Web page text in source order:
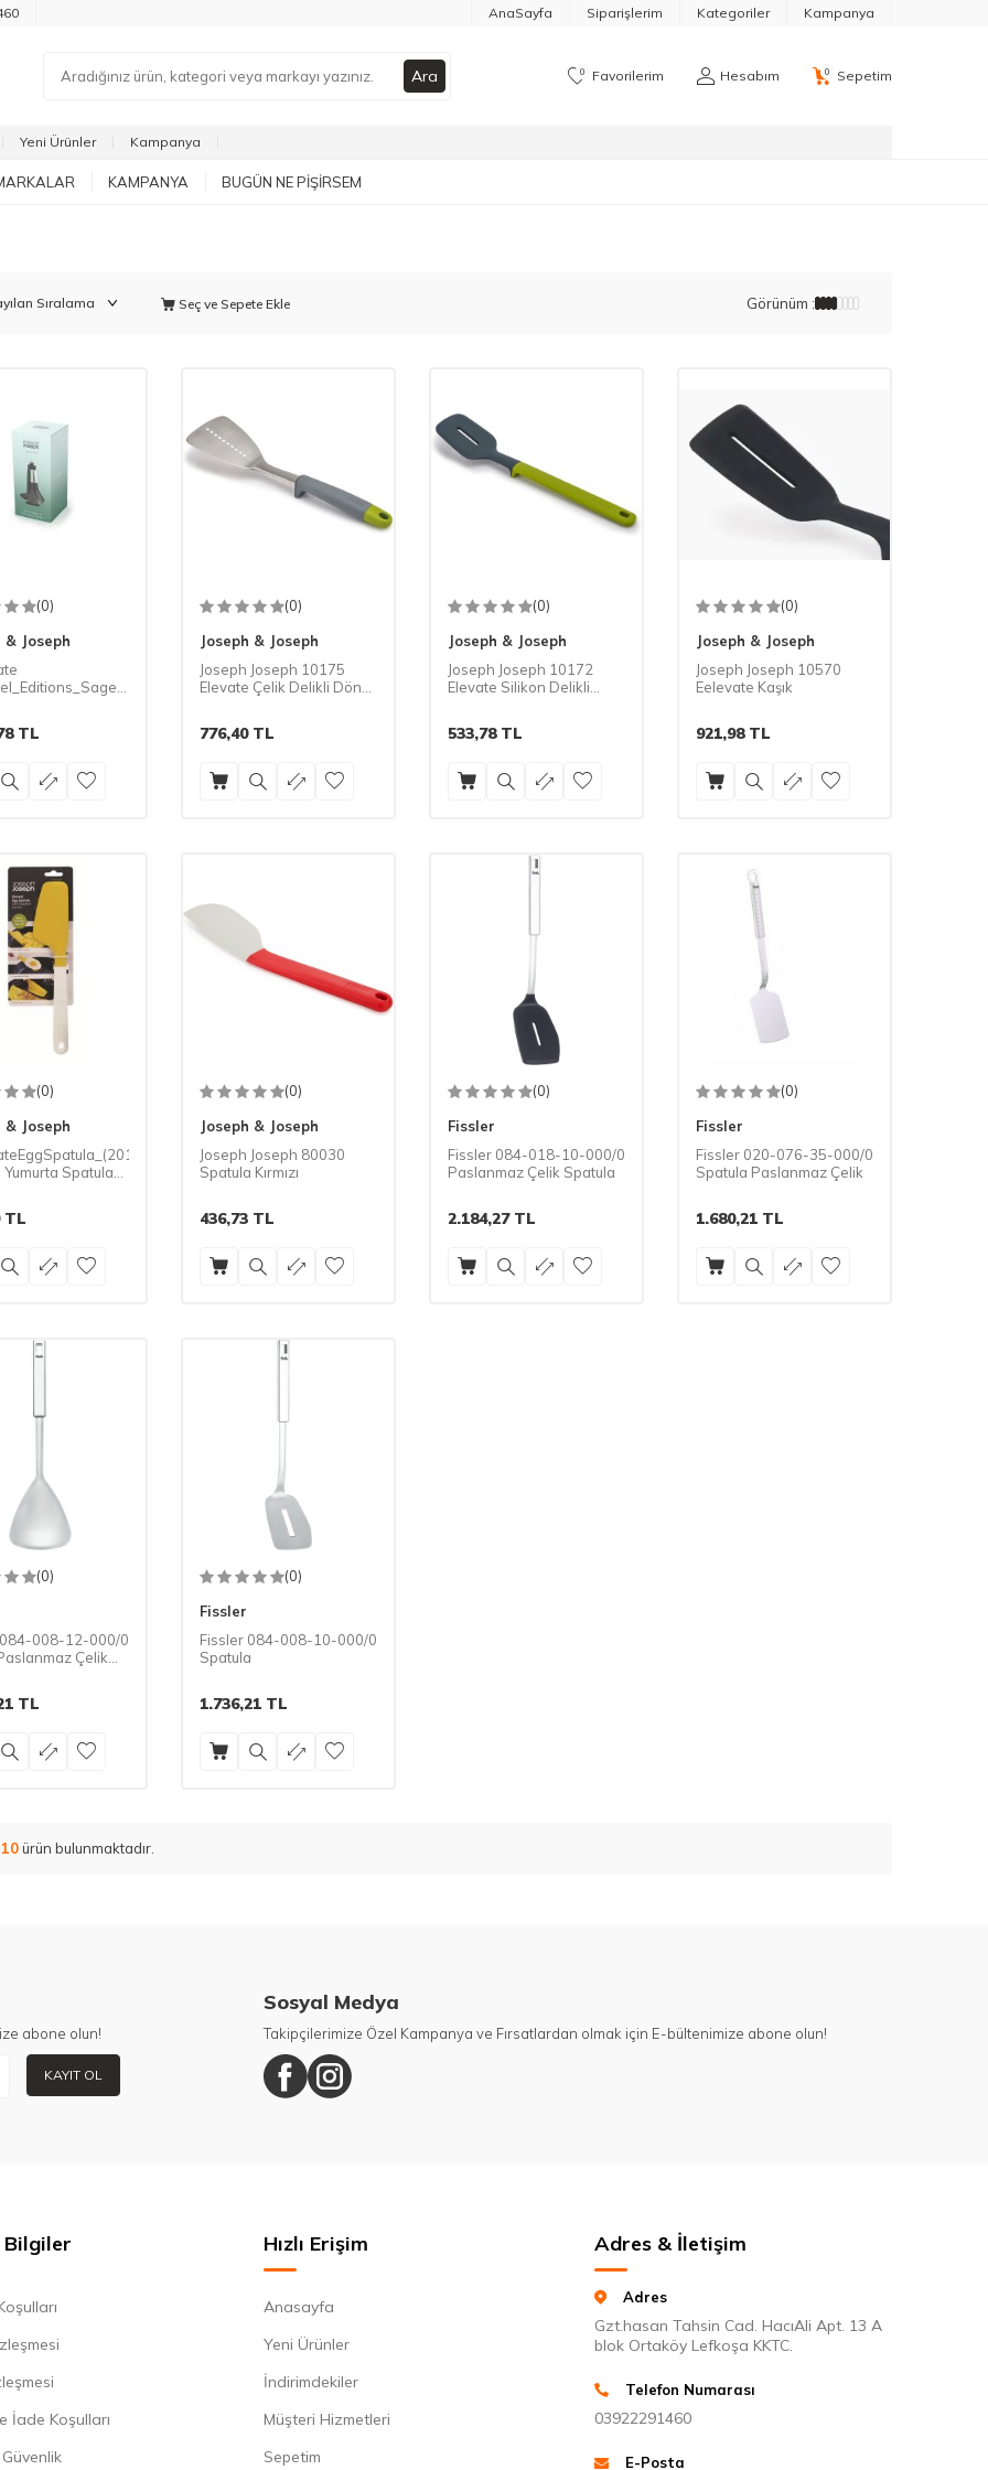
AnaSayfa Siparişlerim Kategoriler Kampanya
Ara 0 Favorilerim Hesabım 0 Sepetim
Yeni Ürünler Kampanya
KAMPANYA BUGÜN NE PIŞIRSEM
Seç ve Sepete Ekle Görünüm :
(0)
& Joseph
TL
(0)
Joseph & Joseph
Joseph Joseph 10175
Elevate Çelik Delikli Döner
776,40TL
(0)
Joseph & Joseph
Joseph Joseph 10172
Elevate Silikon Delikli
533,78TL
(0)
Joseph & Joseph
Joseph Joseph 10570
Eelevate Kaşık
921,98TL
(0)
& Joseph
Spatulası
TL
(0)
Joseph & Joseph
Joseph Joseph 80030
Spatula Kırmızı
436,73 TL
(0)
Fissler
Fissler 084-018-10-000/0
Paslanmaz Çelik Spatula
2.184,27TL
(0)
Fissler
Fissler 020-076-35-000/0
Spatula Paslanmaz Çelik
1.680,21 TL
(0)
008-12-000/0
Çelik
TL
(0)
Fissler
Fissler 084-008-10-000/0
Spatula
1.736,21 TL
10ürün bulunmaktadır.
abone olun!
KAYIT OL
Sosyal Medya
Takipçilerimize Özel Kampanya ve Fırsatlardan olmak için E-bültenimize abone olun!
Bilgiler
İade Koşulları
Hızlı Erişim
Anasayfa
Yeni Ürünler
İndirimdekiler
Müşteri Hizmetleri
Sepetim
Adres & İletişim
Adres
Gzt.hasan Tahsin Cad. HacıAli Apt. 13 A
blok Ortaköy Lefkoşa KKTC.
Telefon Numarası
03922291460
E-Posta